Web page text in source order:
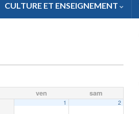
CULTURE ET ENSEIGNEMENT
ven sam
1 2